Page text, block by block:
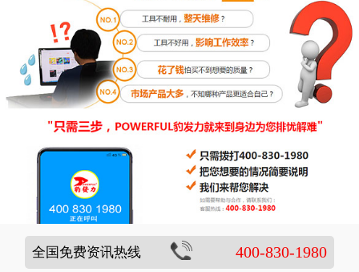
全国免费资讯热线 400-830-1980